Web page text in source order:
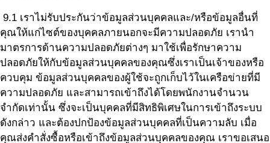
9.1 เราไม่รับประกันว่าข้อมูลส่วนบุคคลและ/หรือข้อมูลอื่นที่
คุณให้แก่ไซต์ของบุคคลภายนอกจะมีความปลอดภัย เรานำ
มาตรการด้านความปลอดภัยต่างๆ มาใช้เพื่อรักษาความ
ปลอดภัยให้กับข้อมูลส่วนบุคคลของคุณซึ่งเราเป็นเจ้าของหรือ
ควบคุม ข้อมูลส่วนบุคคลของผู้ใช้จะถูกเก็บไว้ในเครือข่ายที่มี
ความปลอดภัย และสามารถเข้าถึงได้โดยพนักงานจำนวน
จำกัดเท่านั้น ซึ่งจะเป็นบุคคลที่มีสิทธิพิเศษในการเข้าถึงระบบ
ดังกล่าว และต้องปกป้องข้อมูลส่วนบุคคลที่เป็นความลับ เมื่อ
คุณส่งคำสั่งซื้อหรือเข้าถึงข้อมูลส่วนบุคคลของคุณ เราขอเสนอ